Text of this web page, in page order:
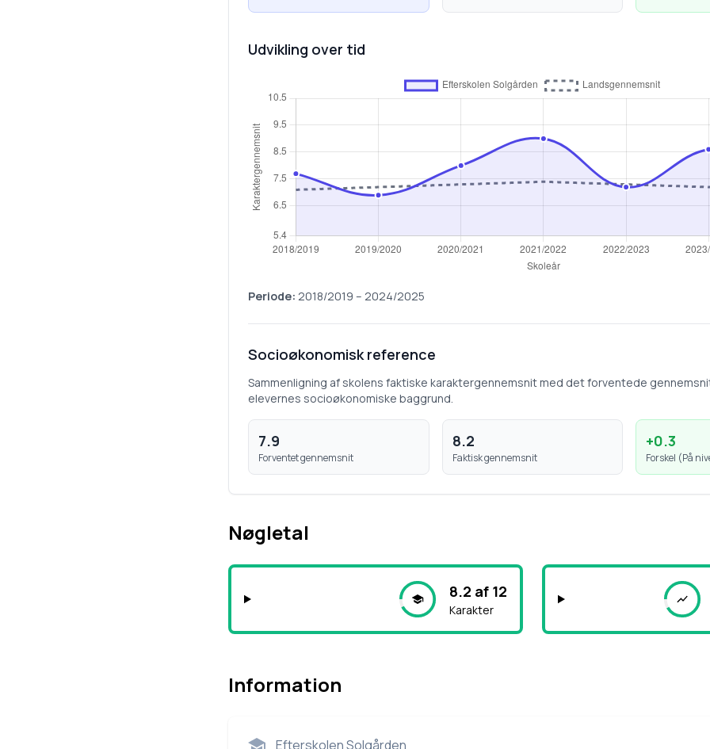
Udvikling over tid
Periode: 2018/2019 – 2024/2025
Socioøkonomisk reference
Sammenligning af skolens faktiske karaktergennemsnit med det forventede
elevernes socioøkonomiske baggrund.
7.9
Forventet gennemsnit
8.2
Faktisk gennemsnit
+0.3
Forskel (På
Nøgletal
8.2 af 12
Karakter
Information
Efterskolen Solgården